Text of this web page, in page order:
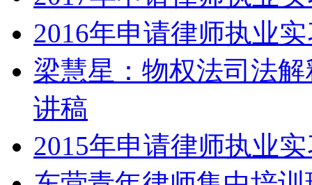
2016年申请律师执业
梁慧星：物权法司法
讲稿
2015年申请律师执业